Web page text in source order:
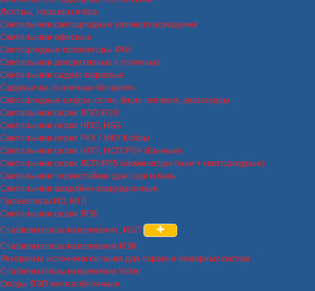
Люстры, торшеры и бра
Светильники светодиодные уличного освещения
Светильники офисные
Светодиодные прожекторы IP65
Светильники декоративные и точечные
Светильники садово-парковые
Садовые на солнечных батареях
Светодиодные шнуры, сетки, блоки питания, аксессуары
Светильники серии ЛПО IP20
Светильники серии НПО, НББ
Светильники серии РКУ / ЖКУ Кобры
Светильники серии НПП, НСП IP54 (Банные)
Светильники серии ЛСП IP65 (люминисцентные + светодиодные)
Светильники термостойкие для саун и бань
Светильники аварийно-эвакуационные
Прожекторы ИО, МГЛ
Светильники серии ЛПБ
Стабилизаторы напряжения , ИБП
Стабилизаторы напряжения ИЭК
Резервные источники питания для охранно-пожарных систем
Стабилизаторы напряжения Volter
Опоры ЛЭП железобетонные